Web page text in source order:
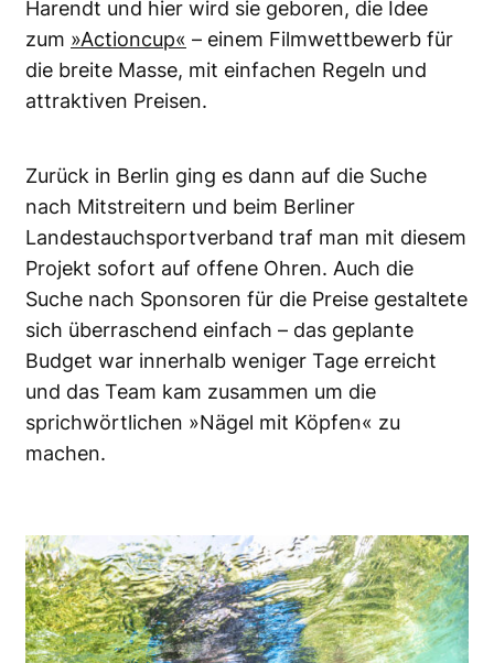
Harendt und hier wird sie geboren, die Idee
zum »Actioncup« – einem Filmwettbewerb für
die breite Masse, mit einfachen Regeln und
attraktiven Preisen.
Zurück in Berlin ging es dann auf die Suche
nach Mitstreitern und beim Berliner
Landestauchsportverband traf man mit diesem
Projekt sofort auf offene Ohren. Auch die
Suche nach Sponsoren für die Preise gestaltete
sich überraschend einfach – das geplante
Budget war innerhalb weniger Tage erreicht
und das Team kam zusammen um die
sprichwörtlichen »Nägel mit Köpfen« zu
machen.